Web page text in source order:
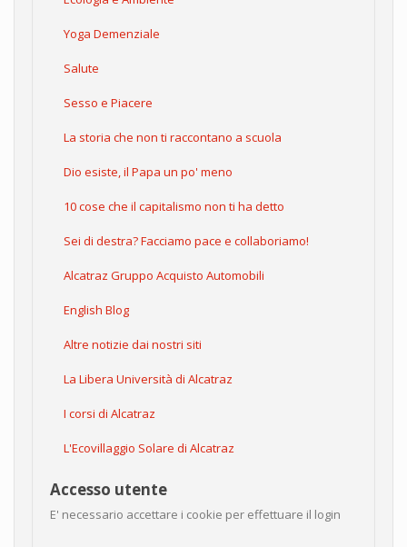
Yoga Demenziale
Salute
Sesso e Piacere
La storia che non ti raccontano a scuola
Dio esiste, il Papa un po' meno
10 cose che il capitalismo non ti ha detto
Sei di destra? Facciamo pace e collaboriamo!
Alcatraz Gruppo Acquisto Automobili
English Blog
Altre notizie dai nostri siti
La Libera Università di Alcatraz
I corsi di Alcatraz
L'Ecovillaggio Solare di Alcatraz
Accesso utente
E' necessario accettare i cookie per effettuare il login